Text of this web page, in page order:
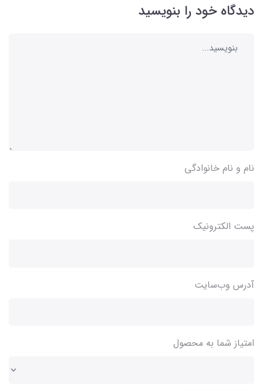
دیدگاه خود را بنویسید
نام و نام خانوادگی
پست الکترونیک
آدرس وب‌سایت
امتیاز شما به محصول